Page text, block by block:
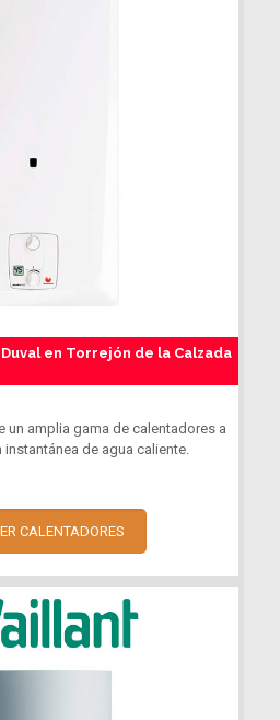
en Torrejón de la Calzada
un amplia gama de calentadores a
de agua caliente.
CALENTADORES